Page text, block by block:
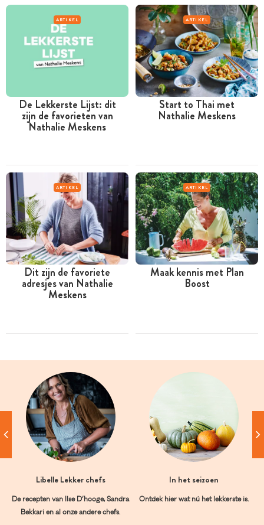
ARTIKEL
De Lekkerste Lijst: dit
zijn de favorieten van
Nathalie Meskens
ARTIKEL
Start to Thai met
Nathalie Meskens
ARTIKEL
Dit zijn de favoriete
adresjes van Nathalie
Meskens
ARTIKEL
Maak kennis met Plan
Boost
Libelle Lekker chefs
De recepten van Ilse D’hooge, Sandra
Bekkari en al onze andere chefs.
In het seizoen
Ontdek hier wat nú het lekkerste is.